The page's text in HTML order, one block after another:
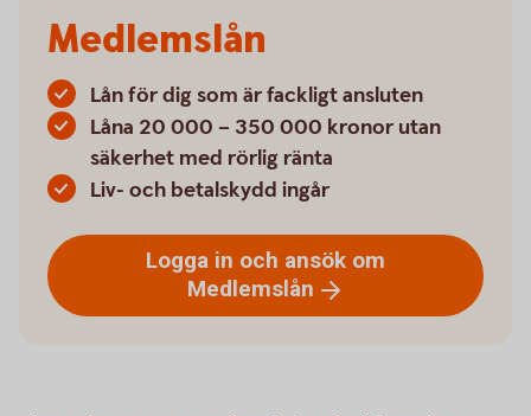
Medlemslån
Lån för dig som är fackligt ansluten
Låna 20 000 – 350 000 kronor utan
säkerhet med rörlig ränta
Liv- och betalskydd ingår
Logga in och ansök om
Medlemslån